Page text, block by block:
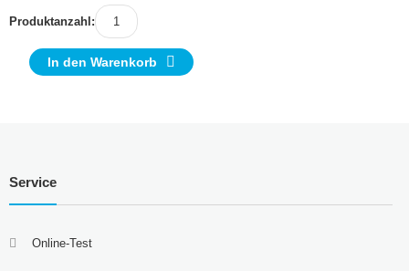
Produktanzahl:
In den Warenkorb
Service
Online-Test